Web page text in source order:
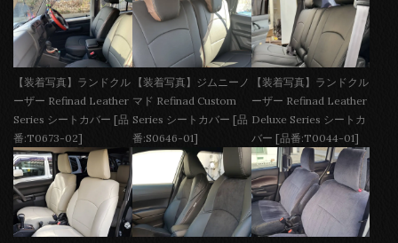
【装着写真】ランドクル
ーザー Refinad Leather
Series シートカバー [品
番:T0673-02]
【装着写真】ジムニーノ
マド Refinad Custom
Series シートカバー [品
番:S0646-01]
【装着写真】ランドクル
ーザー Refinad Leather
Deluxe Series シートカ
バー [品番:T0044-01]